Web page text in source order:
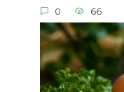
0 66